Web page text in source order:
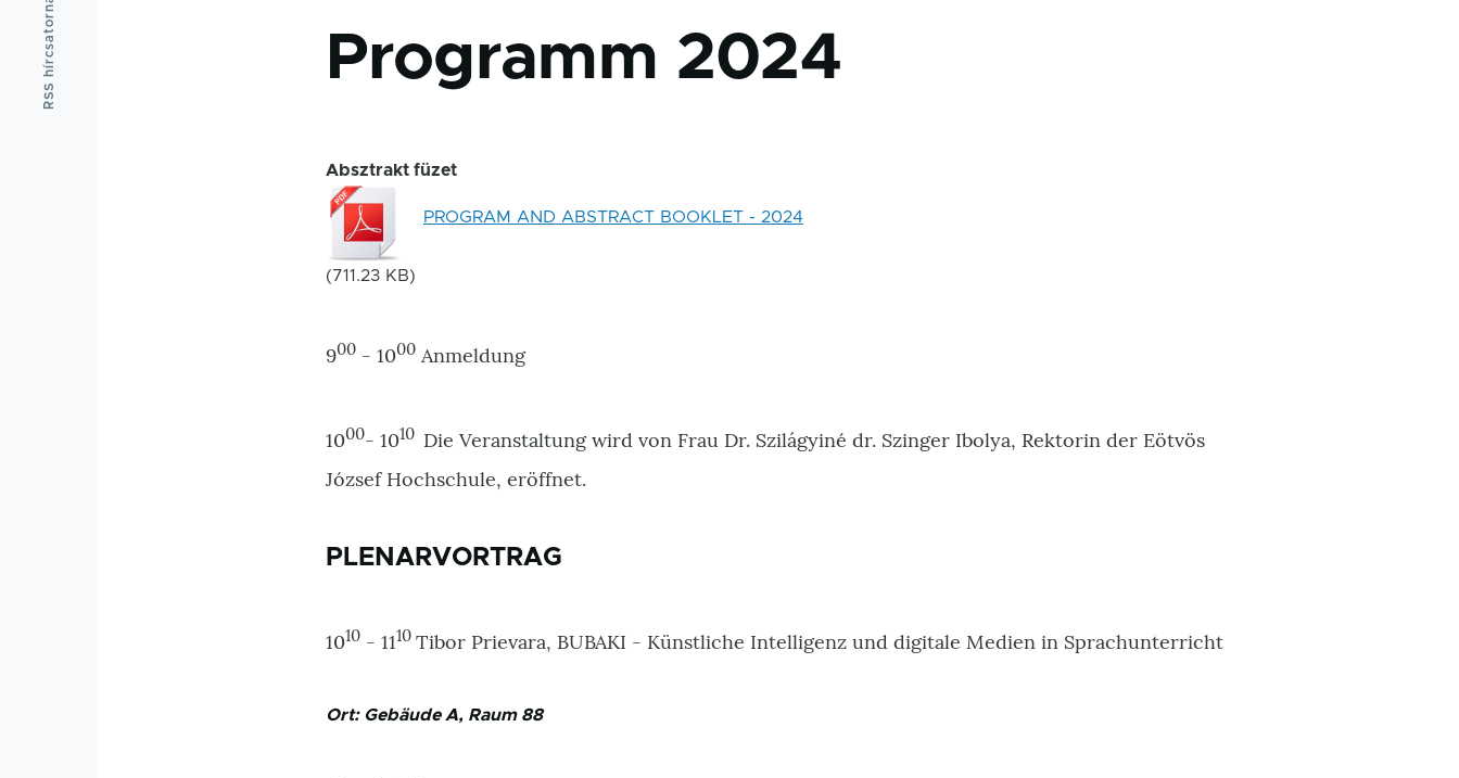
Programm 2024
Absztrakt füzet
PROGRAM AND ABSTRACT BOOKLET - 2024
(711.23 KB)
900 - 1000 Anmeldung
1000- 1010 Die Veranstaltung wird von Frau Dr. Szilágyiné dr. Szinger Ibolya, Rektorin der Eötvös
József Hochschule, eröffnet.
PLENARVORTRAG
1010 - 1110 Tibor Prievara, BUBAKI - Künstliche Intelligenz und digitale Medien in Sprachunterricht
Ort: Gebäude A, Raum 88
RSS hírcsatorna